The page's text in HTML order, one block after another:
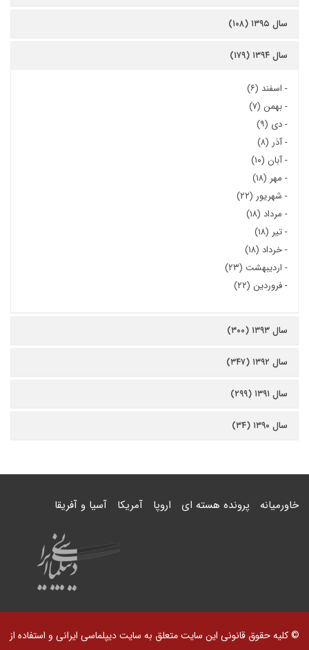
سال ۱۳۹۵ (۱۰۸)
سال ۱۳۹۴ (۱۷۹)
- اسفند (۶)
-بهمن (۷)
-دی (۹)
-آذر (۸)
-آبان (۱۰)
- مهر (۱۸)
- شهریور (۲۲)
- مرداد (۱۸)
-تیر (۱۸)
-خرداد (۱۸)
- اردیبهشت (۲۳)
-فروردین (۲۲)
سال ۱۳۹۳ (۳۰۰)
سال ۱۳۹۲ (۳۴۷)
سال ۱۳۹۱ (۲۹۹)
سال ۱۳۹۰ (۳۴)
خاورمیانه پرونده هسته ای اروپا آمریکا آسیا و آفریقا
© کلیه حقوق قانونی این سایت متعلق به سایت دیپلماسی ایرانی و استفاده از